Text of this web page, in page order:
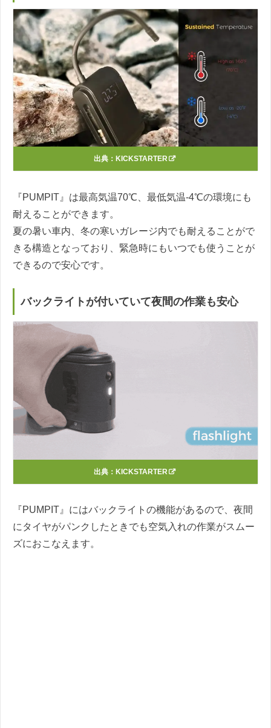
出典： KICKSTARTER
『PUMPIT』は最高気温70℃、最低気温-4℃の環境にも
耐えることができます。
夏の暑い車内、冬の寒いガレージ内でも耐えることがで
きる構造となっており、緊急時にもいつでも使うことが
できるので安心です。
バックライトが付いていて夜間の作業も安心
出典： KICKSTARTER
『PUMPIT』にはバックライトの機能があるので、夜間
にタイヤがパンクしたときでも空気入れの作業がスムー
ズにおこなえます。